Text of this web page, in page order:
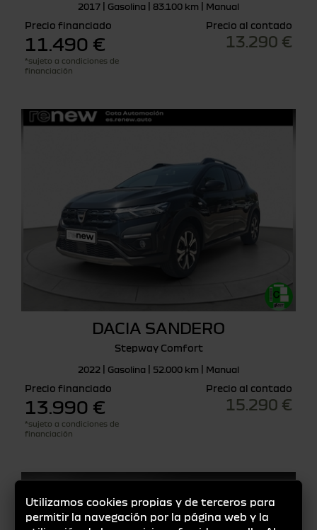
2017 | Gasolina | 83.100 km | Manual
Precio financiado
11.490 €
*sujeto a condiciones de
financiación
Precio al contado
13.290 €
DACIA SANDERO
Stepway Comfort
2022 | Gasolina | 52.000 km | Manual
Precio financiado
13.990 €
*sujeto a condiciones de
financiación
Precio al contado
15.290 €
Utilizamos cookies propias y de terceros para
permitir la navegación por la página web y la